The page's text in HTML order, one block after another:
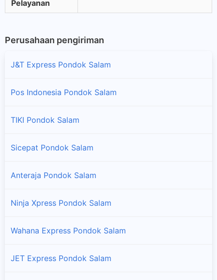
Pelayanan
Perusahaan pengiriman
J&T Express Pondok Salam
Pos Indonesia Pondok Salam
TIKI Pondok Salam
Sicepat Pondok Salam
Anteraja Pondok Salam
Ninja Xpress Pondok Salam
Wahana Express Pondok Salam
JET Express Pondok Salam